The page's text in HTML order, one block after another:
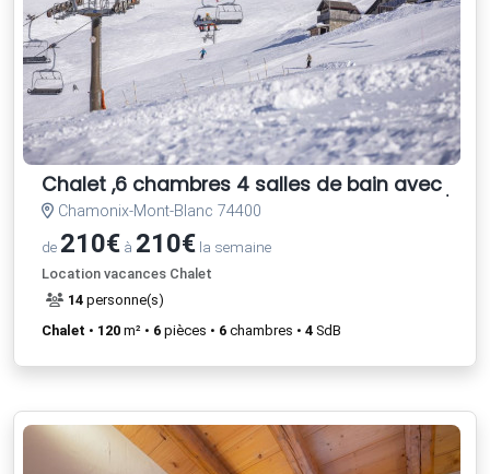
Chalet ,6 chambres 4 salles de bain avec
Chamonix-Mont-Blanc 74400
de 210€ à 210€ la semaine
Location vacances Chalet
14 personne(s)
Chalet • 120 m² • 6 pièces • 6 chambres • 4 SdB